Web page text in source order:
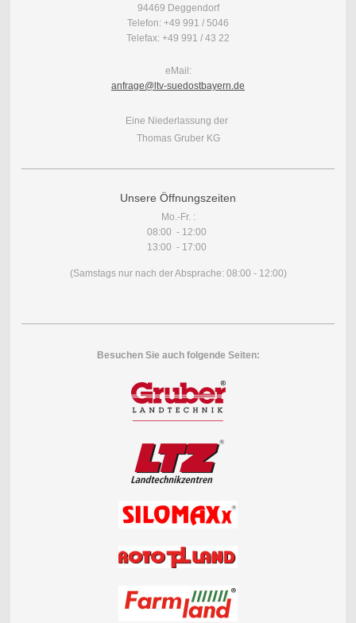
94469 Deggendorf
Telefon: +49 991 / 5046
Telefax: +49 991 / 43 22
eMail:
anfrage@ltv-suedostbayern.de
Eine Niederlassung der
Thomas Gruber KG
Unsere Öffnungszeiten
Mo.-Fr. :
08:00 - 12:00
13:00 - 17:00
(Samstags nur nach der Absprache: 08:00 - 12:00)
Besuchen Sie auch folgende Seiten: